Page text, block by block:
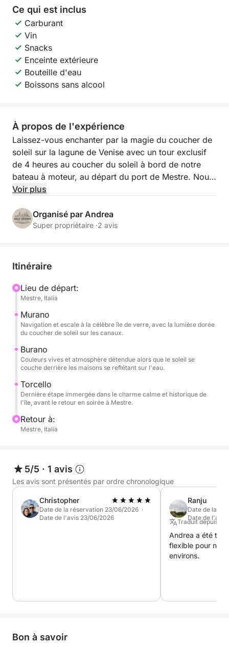
Ce qui est inclus
Carburant
Vin
Snacks
Enceinte extérieure
Bouteille d'eau
Boissons sans alcool
À propos de l'expérience
Laissez-vous enchanter par la magie du coucher de
soleil sur la lagune de Venise avec un tour exclusif
de 4 heures au coucher du soleil à bord de notre
bateau à moteur, au départ du port de Mestre. Nous
naviguerons parmi les îles les plus fascinantes de la
que le soleil descend lentement sur l'eau, offrant des
reflets dorés et une atmosphère unique.
un verre de vin, profiter de collations et de boissons
musique grâce au système audio à bord et profiter
de chaque instant entouré de vues à couper le
souffle. Les courts arrêts sur chaque île vous
permettront de flâner dans les rues colorées, de
visiter de petits ateliers d'artisans ou simplement de
ressentir l'atmosphère sereine de la fin d'après-midi.
souhaitent découvrir la lagune de manière
romantique et authentique, loin de la foule,
que seule Venise peut offrir au coucher du soleil.
Idéal pour les couples, les petits groupes ou les
Voir plus
Organisé par Andrea
Super propriétaire ·2 avis
Itinéraire
Lieu de départ:
Mestre, Italia
Murano
Navigation et escale à la célèbre île de verre, avec la lumière dorée
du coucher de soleil sur les canaux.
Burano
Couleurs vives et atmosphère détendue alors que le soleil se
couche derrière les maisons se reflétant sur l'eau.
Torcello
Dernière étape immergée dans le charme calme et historique de
l'île, avant le retour en soirée à Mestre.
Retour à:
Mestre, Italia
5/5 · 1 avis
Les avis sont présentés par ordre chronologique
Christopher
Date de la réservation 23/06/2026 ·
Date de l'avis 23/06/2026
Ranju
Date de la
Date de l'avis
Traduit depuis :
Andrea a été
flexible pour
environs.
Bon à savoir